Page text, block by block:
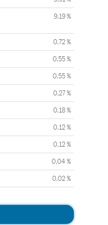
9,19 %
0,72 %
0,55 %
0,55 %
0,27 %
0,18 %
0,12 %
0,12 %
0,04 %
0,02 %